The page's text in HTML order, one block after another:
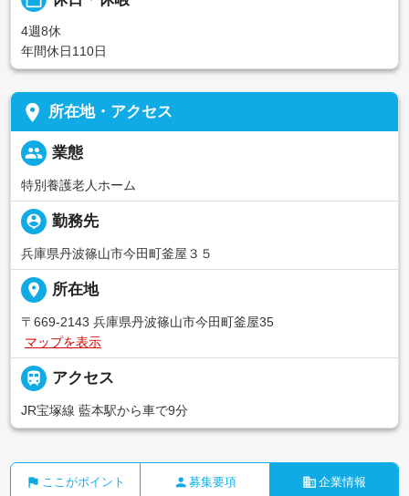
4週8休
年間休日110日
place 所在地・アクセス
people 業態
特別養護老人ホーム
person_pin 勤務先
兵庫県丹波篠山市今田町釜屋３５
place 所在地
〒669-2143 兵庫県丹波篠山市今田町釜屋35
マップを表示
 アクセス
JR宝塚線 藍本駅から車で9分
flag ここがポイント person 募集要項 business 企業情報